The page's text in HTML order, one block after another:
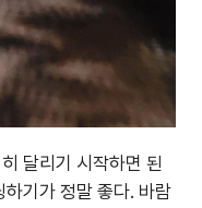
달리기 시작하면 된
기가 정말 좋다. 바람